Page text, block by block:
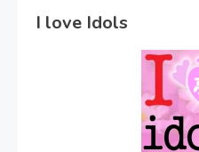
I love Idols